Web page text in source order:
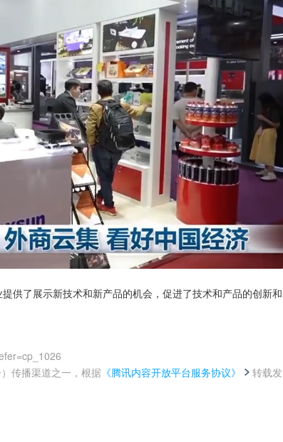
供了展示新技术和新产品的机会，促进了技术和产品的创新和
传播渠道之一，根据 《腾讯内容开放平台服务协议》
转载发